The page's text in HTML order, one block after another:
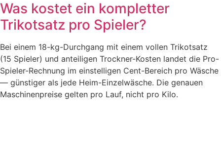
Was kostet ein kompletter
Trikotsatz pro Spieler?
Bei einem 18-kg-Durchgang mit einem vollen Trikotsatz
(15 Spieler) und anteiligen Trockner-Kosten landet die Pro-
Spieler-Rechnung im einstelligen Cent-Bereich pro Wäsche
— günstiger als jede Heim-Einzelwäsche. Die genauen
Maschinenpreise gelten pro Lauf, nicht pro Kilo.